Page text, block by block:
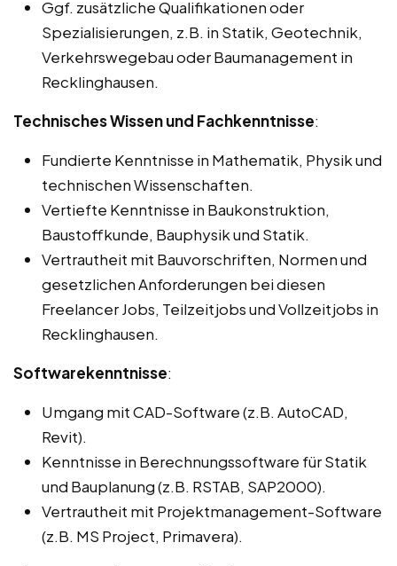
Ggf. zusätzliche Qualifikationen oder
Spezialisierungen, z.B. in Statik, Geotechnik,
Verkehrswegebau oder Baumanagement in
Recklinghausen.
Technisches Wissen und Fachkenntnisse:
Fundierte Kenntnisse in Mathematik, Physik und
technischen Wissenschaften.
Vertiefte Kenntnisse in Baukonstruktion,
Baustoffkunde, Bauphysik und Statik.
Vertrautheit mit Bauvorschriften, Normen und
gesetzlichen Anforderungen bei diesen
Freelancer Jobs, Teilzeitjobs und Vollzeitjobs in
Recklinghausen.
Softwarekenntnisse:
Umgang mit CAD-Software (z.B. AutoCAD,
Revit).
Kenntnisse in Berechnungssoftware für Statik
und Bauplanung (z.B. RSTAB, SAP2000).
Vertrautheit mit Projektmanagement-Software
(z.B. MS Project, Primavera).